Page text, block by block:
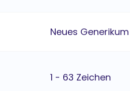
Neues Generikum
1 - 63 Zeichen